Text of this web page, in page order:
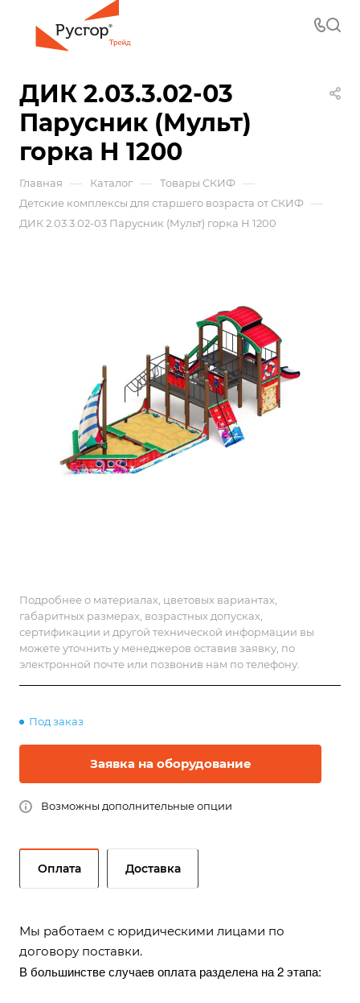
ДИК 2.03.3.02-03
Парусник (Мульт)
горка Н 1200
Главная — Каталог — Товары СКИФ —
Детские комплексы для старшего возраста от СКИФ —
ДИК 2.03.3.02-03 Парусник (Мульт) горка Н 1200
Подробнее о материалах, цветовых вариантах,
габаритных размерах, возрастных допусках,
сертификации и другой технической информации вы
можете уточнить у менеджеров оставив заявку, по
электронной почте или позвонив нам по телефону.
Под заказ
Заявка на оборудование
Возможны дополнительные опции
Оплата Доставка
Мы работаем с юридическими лицами по
договору поставки.
В большинстве случаев оплата разделена на 2 этапа: